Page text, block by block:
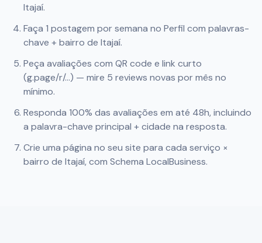
Itajaí.
Faça 1 postagem por semana no Perfil com palavras-
chave + bairro de Itajaí.
Peça avaliações com QR code e link curto
(g.page/r/...) — mire 5 reviews novas por mês no
mínimo.
Responda 100% das avaliações em até 48h, incluindo
a palavra-chave principal + cidade na resposta.
Crie uma página no seu site para cada serviço ×
bairro de Itajaí, com Schema LocalBusiness.